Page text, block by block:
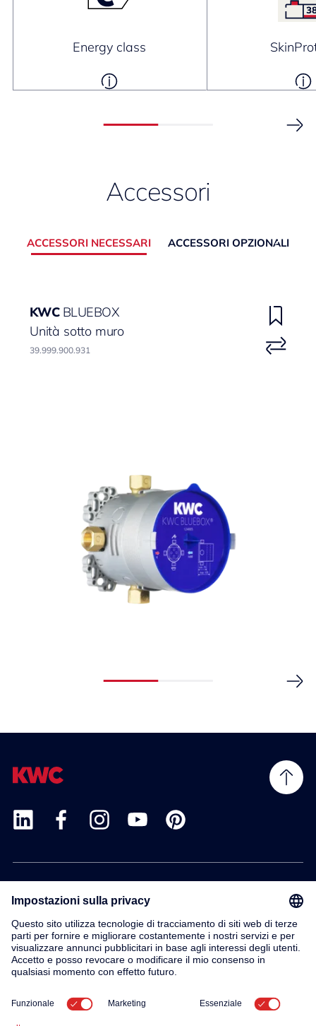
Energy class
Accessori
ACCESSORI NECESSARI ACCESSORI OPZIONALI
KWC BLUEBOX
Unità sotto muro
39.999.900.931
Prodotti
Servizio
Contatto